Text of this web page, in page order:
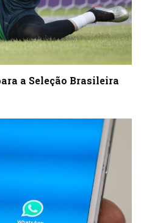
a Seleção Brasileira